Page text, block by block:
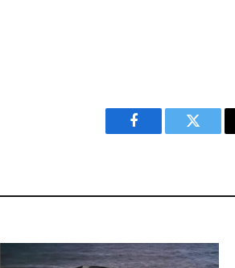
Facebook Twitter